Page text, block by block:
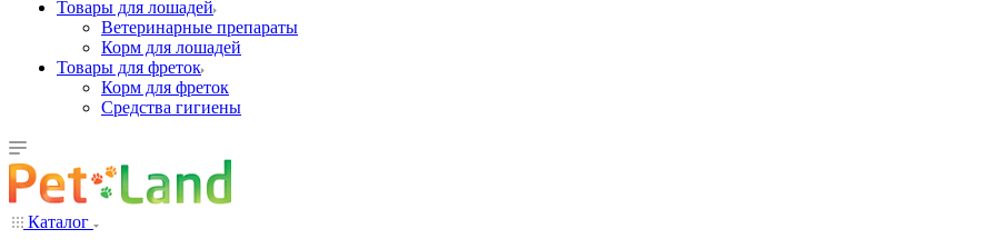
Товары для лошадей
Ветеринарные препараты
Корм для лошадей
Товары для фреток
Корм для фреток
Средства гигиены
Каталог